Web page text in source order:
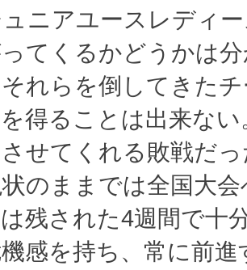
ニアユースレディ
てくるかどうかは
れらを倒してきた
得ることは出来な
せてくれる敗戦だ
のままでは全国大
残された4週間で十
感を持ち、常に前